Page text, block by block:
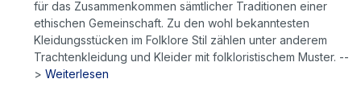
für das Zusammenkommen sämtlicher Traditionen einer
ethischen Gemeinschaft. Zu den wohl bekanntesten
Kleidungsstücken im Folklore Stil zählen unter anderem
Trachtenkleidung und Kleider mit folkloristischem Muster. --
> Weiterlesen